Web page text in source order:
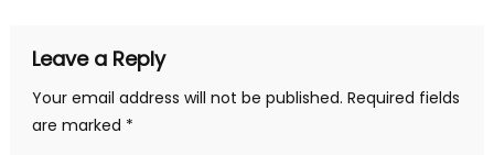
Leave a Reply
Your email address will not be published. Required fields
are marked *